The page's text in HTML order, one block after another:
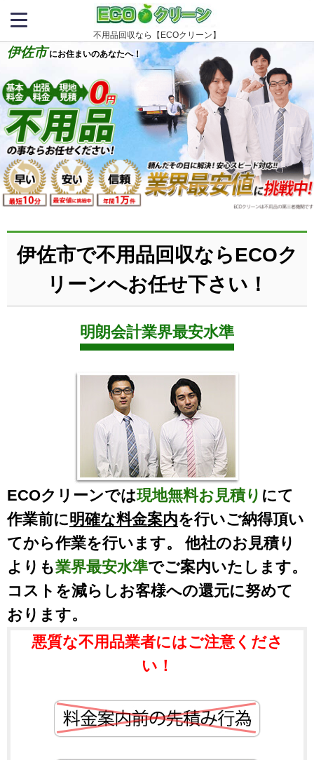
不用品回収なら【ECOクリーン】
伊佐市 にお住まいのあなたへ！
伊佐市で不用品回収ならECOク
リーンへお任せ下さい！
明朗会計業界最安水準
ECOクリーンでは現地無料お見積り にて
作業前に明確な料金案内を行いご納得頂い
てから作業を行います。 他社のお見積り
よりも業界最安水準でご案内いたします。
コストを減らしお客様への還元に努めて
おります。
悪質な不用品業者にはご注意くださ
い！